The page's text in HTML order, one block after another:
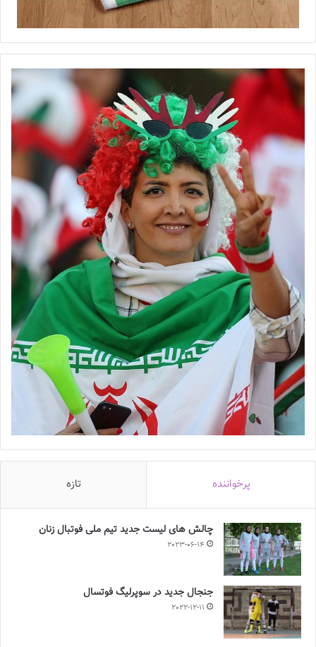
و فوتسال بیشتر شود، مطمئنم که در مسابقات پیش رو موفق خواهیم
💻منبع:مهر 📸عکس:اینستاگرام
با فوتبالز همراه شوید
فوتبالز را در اینستاگرام دنبال کنید ◾️footballs.women@
برچسب ها تیم ملی فوتبال زنان سارا قمی فوتبال بانوان
پرخواننده تازه
چالش هاى ليست جدید تيم ملى فوتبال زنان
2023-06-14
جنجال جدید در سوپرلیگ فوتسال
2022-12-11